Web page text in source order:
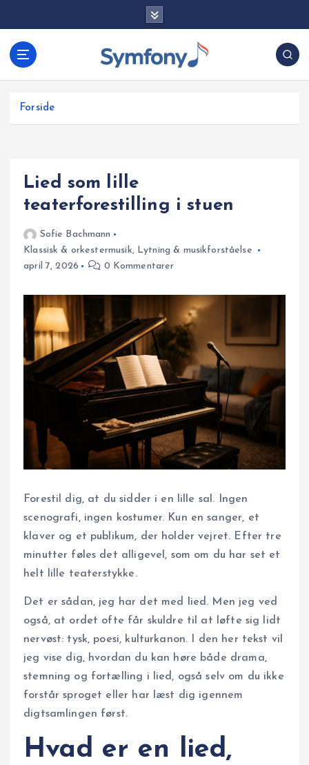
Forside
Lied som lille
teaterforestilling i stuen
Sofie Bachmann
Klassisk & orkestermusik, Lytning & musikforståelse
april 7, 2026
0 Kommentarer
Forestil dig, at du sidder i en lille sal. Ingen
scenografi, ingen kostumer. Kun en sanger, et
klaver og et publikum, der holder vejret. Efter tre
minutter føles det alligevel, som om du har set et
helt lille teaterstykke.
Det er sådan, jeg har det med lied. Men jeg ved
også, at ordet ofte får skuldre til at løfte sig lidt
nervøst: tysk, poesi, kulturkanon. I den her tekst vil
jeg vise dig, hvordan du kan høre både drama,
stemning og fortælling i lied, også selv om du ikke
forstår sproget eller har læst dig igennem
digtsamlingen først.
Hvad er en lied,